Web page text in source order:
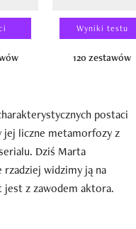
Wyniki testu
120 zestawów
postaci
jej liczne metamorfozy z
Dziś Marta
widzimy ją na
jest z zawodem aktora.